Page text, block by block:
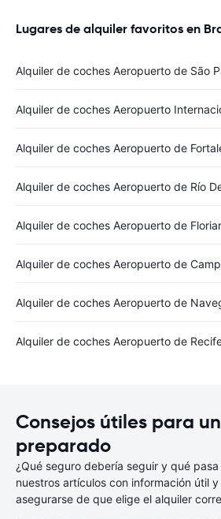
Lugares de alquiler favoritos en
Alquiler de coches Aeropuerto de
Alquiler de coches Aeropuerto de
Alquiler de coches Aeropuerto de
Alquiler de coches Aeropuerto de
Consejos útiles para
preparado
¿Qué seguro debería seguir y qué
nuestros artículos con información útil
asegurarse de que elige el alquiler